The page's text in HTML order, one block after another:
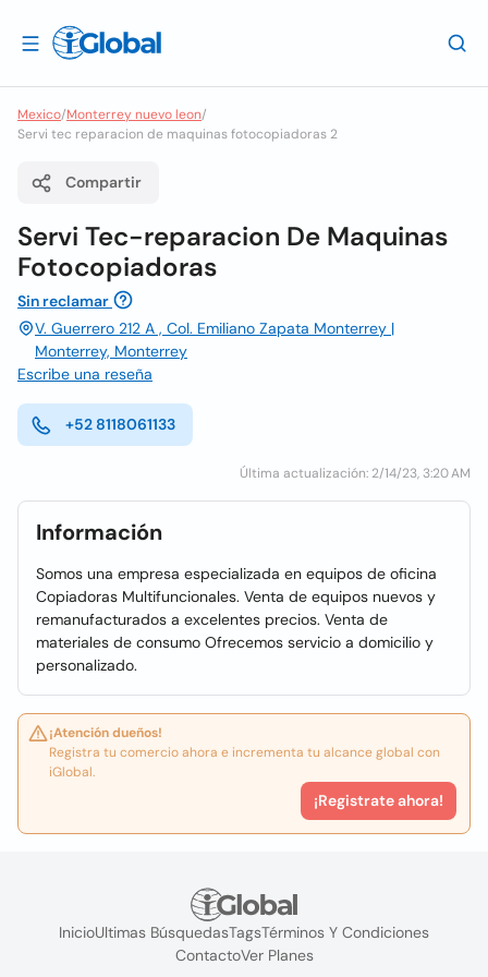
Mexico/Monterrey nuevo leon/
Servi tec reparacion de maquinas fotocopiadoras 2
Compartir
Servi Tec-reparacion De Maquinas
Fotocopiadoras
Sin reclamar
V. Guerrero 212 A , Col. Emiliano Zapata Monterrey |
Monterrey, Monterrey
Escribe una reseña
+52 8118061133
Última actualización: 2/14/23, 3:20 AM
Información
Somos una empresa especializada en equipos de oficina
Copiadoras Multifuncionales. Venta de equipos nuevos y
remanufacturados a excelentes precios. Venta de
materiales de consumo Ofrecemos servicio a domicilio y
personalizado.
¡Atención dueños!
Registra tu comercio ahora e incrementa tu alcance global con
iGlobal.
¡Registrate ahora!
InicioUltimas BúsquedasTagsTérminos Y Condiciones
ContactoVer Planes